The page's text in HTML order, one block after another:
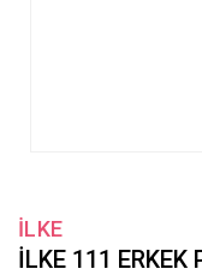
İLKE
İLKE 111 ERKEK